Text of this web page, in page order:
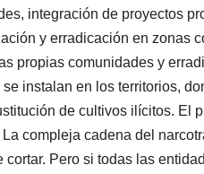
integración de proyectos
y erradicación en zonas
propias comunidades y
instalan en los territorios,
de cultivos ilícitos. El
compleja cadena del
Pero si todas las